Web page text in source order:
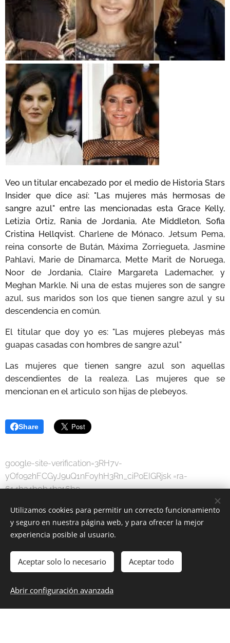
Veo un titular encabezado por el medio de Historia Stars
Insider que dice así: "Las mujeres más hermosas de
sangre azul" entre las mencionadas esta Grace Kelly,
Letizia Ortiz, Rania de Jordania, Ate Middleton, Sofia
Cristina Hellqvist. Charlene de Mónaco. Jetsum Pema,
reina consorte de Bután, Máxima Zorriegueta, Jasmine
Pahlavi, Marie de Dinamarca, Mette Marit de Noruega,
Noor de Jordania, Claire Margareta Lademacher, y
Meghan Markle. Ni una de estas mujeres son de sangre
azul, sus maridos son los que tienen sangre azul y su
descendencia en común.
El titular que doy yo es: "Las mujeres plebeyas más
guapas casadas con hombres de sangre azul"
Las mujeres que tienen sangre azul son aquellas
descendientes de la realeza. Las mujeres que se
mencionan en el articulo son hijas de plebeyos.
Share
google-site-verification=3RH7v-
yOfo92hFCGyJ9uQ1nFoyhH3Rn_ciPoEIGRjsk =ra-
614b34b0b4b316b9
www.moda-digital.com.es
Utilizamos cookies para permitir un correcto funcionamiento
y seguro en nuestra página web, y para ofrecer la mejor
experiencia posible al usuario.
Aceptar solo lo necesario Aceptar todo
Abrir configuración avanzada